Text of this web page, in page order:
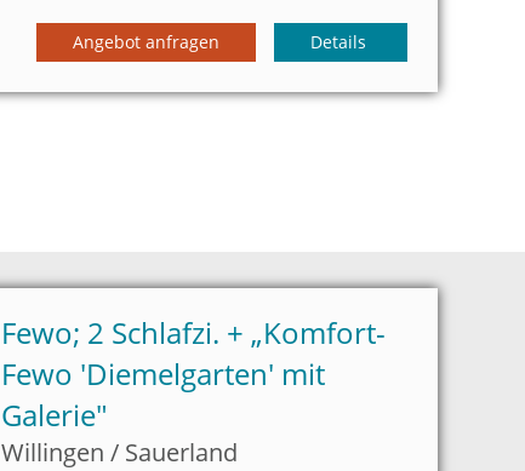
Details
Angebot anfragen
Fewo; 2 Schlafzi. + „Komfort-
Fewo 'Diemelgarten' mit
Galerie"
Willingen / Sauerland